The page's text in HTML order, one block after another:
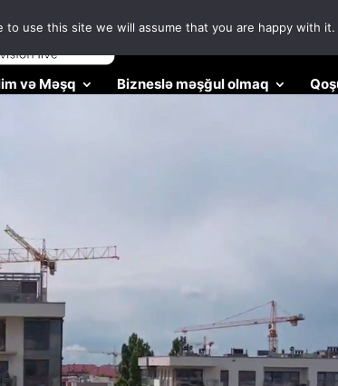
və Məşq Bizneslə məşğul olmaq
use this site we will assume that you are happy with it.